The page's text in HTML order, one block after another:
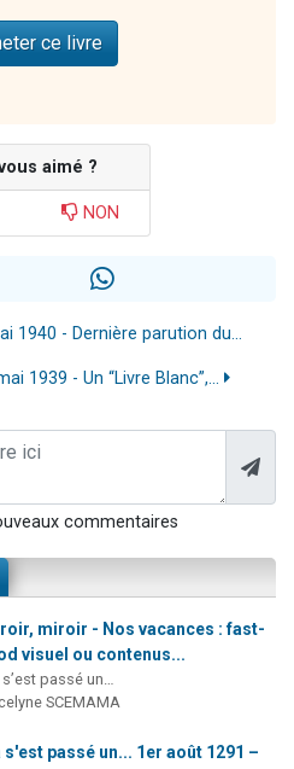
ce livre
aimé ?
NON
1940 - Dernière parution du...
1939 - Un “Livre Blanc”,...
commentaires
miroir - Nos vacances : fast-
visuel ou contenus...
passé un…
SCEMAMA
s'est passé un... 1er août 1291 –